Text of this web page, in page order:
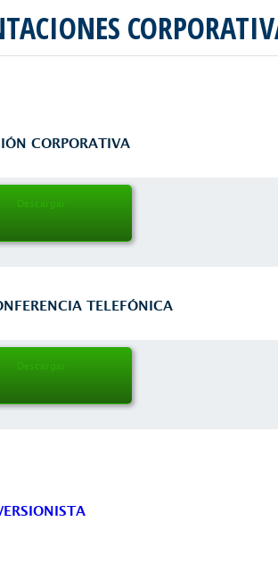
CORPORATIVA
Descargar
TELEFÓNICA
Descargar